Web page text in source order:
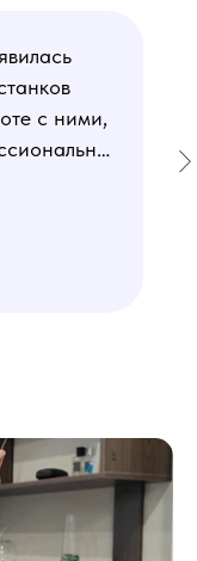
с ними,
блок
раз то,